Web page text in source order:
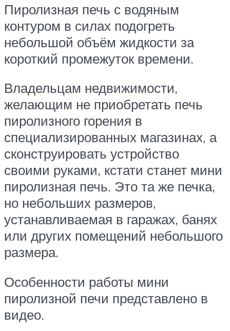
Пиролизная печь с водяным
контуром в силах подогреть
небольшой объём жидкости за
короткий промежуток времени.
Владельцам недвижимости,
желающим не приобретать печь
пиролизного горения в
специализированных магазинах, а
сконструировать устройство
своими руками, кстати станет мини
пиролизная печь. Это та же печка,
но небольших размеров,
устанавливаемая в гаражах, банях
или других помещений небольшого
размера.
Особенности работы мини
пиролизной печи представлено в
видео.